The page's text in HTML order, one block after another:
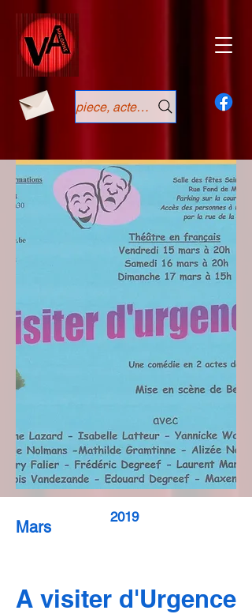
piece, acteurs, année
Mars
2019
A visiter d'Urgence